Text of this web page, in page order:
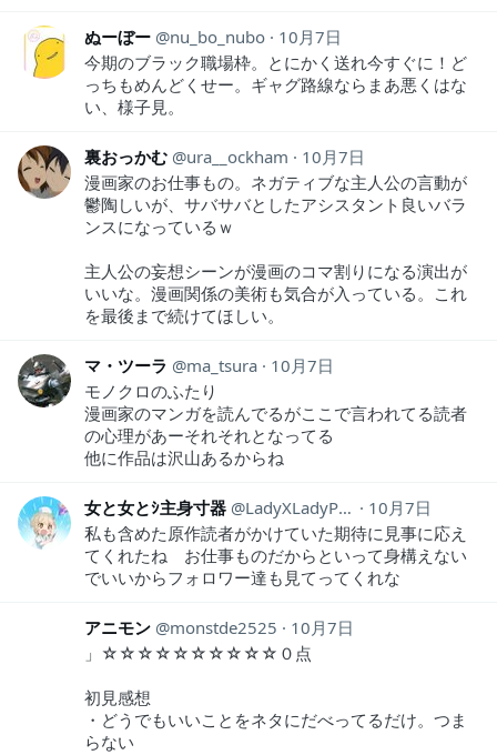
ぬーぼー nu_bo_nubo
10月7日
今期のブラック職場枠。とにかく送れ今すぐに！ど
っちもめんどくせー。ギャグ路線ならまあ悪くはな
い、様子見。
裏おっかむ ura__ockham
10月7日
漫画家のお仕事もの。ネガティブな主人公の言動が
鬱陶しいが、サバサバとしたアシスタント良いバラ
ンスになっているｗ
主人公の妄想シーンが漫画のコマ割りになる演出が
いいな。漫画関係の美術も気合が入っている。これ
を最後まで続けてほしい。
マ・ツーラ ma_tsura
10月7日
モノクロのふたり
漫画家のマンガを読んでるがここで言われてる読者
の心理があーそれそれとなってる
他に作品は沢山あるからね
女と女とｼ主身寸器 LadyXLadyPump
10月7日
私も含めた原作読者がかけていた期待に見事に応え
てくれたね お仕事ものだからといって身構えない
でいいからフォロワー達も見てってくれな
アニモン monstde2525
10月7日
」☆☆☆☆☆☆☆☆☆☆０点
初見感想
・どうでもいいことをネタにだべってるだけ。つま
らない